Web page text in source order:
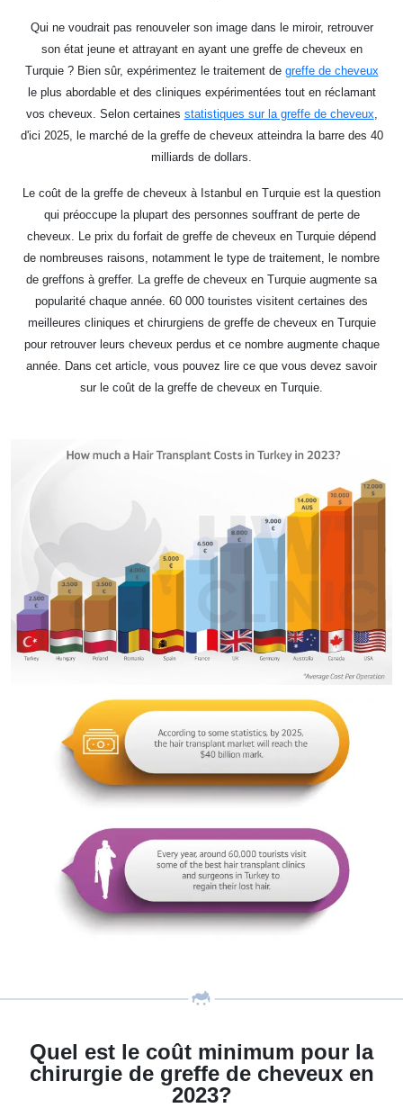
Qui ne voudrait pas renouveler son image dans le miroir, retrouver
son état jeune et attrayant en ayant une greffe de cheveux en
Turquie ? Bien sûr, expérimentez le traitement de greffe de cheveux
le plus abordable et des cliniques expérimentées tout en réclamant
vos cheveux. Selon certaines statistiques sur la greffe de cheveux,
d'ici 2025, le marché de la greffe de cheveux atteindra la barre des 40
milliards de dollars.
Le coût de la greffe de cheveux à Istanbul en Turquie est la question
qui préoccupe la plupart des personnes souffrant de perte de
cheveux. Le prix du forfait de greffe de cheveux en Turquie dépend
de nombreuses raisons, notamment le type de traitement, le nombre
de greffons à greffer. La greffe de cheveux en Turquie augmente sa
popularité chaque année. 60 000 touristes visitent certaines des
meilleures cliniques et chirurgiens de greffe de cheveux en Turquie
pour retrouver leurs cheveux perdus et ce nombre augmente chaque
année. Dans cet article, vous pouvez lire ce que vous devez savoir
sur le coût de la greffe de cheveux en Turquie.
Quel est le coût minimum pour la
chirurgie de greffe de cheveux en
2023?